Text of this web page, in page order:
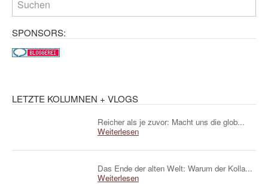
SPONSORS:
LETZTE KOLUMNEN + VLOGS
Reicher als je zuvor: Macht uns die glob...
Weiterlesen
Das Ende der alten Welt: Warum der Kolla...
Weiterlesen